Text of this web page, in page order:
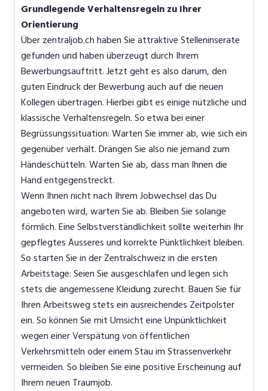
Grundlegende Verhaltensregeln zu Ihrer
Orientierung
Über zentraljob.ch haben Sie attraktive Stelleninserate
gefunden und haben überzeugt durch Ihrem
Bewerbungsauftritt. Jetzt geht es also darum, den
guten Eindruck der Bewerbung auch auf die neuen
Kollegen übertragen. Hierbei gibt es einige nützliche und
klassische Verhaltensregeln. So etwa bei einer
Begrüssungssituation: Warten Sie immer ab, wie sich ein
gegenüber verhält. Drängen Sie also nie jemand zum
Händeschütteln. Warten Sie ab, dass man Ihnen die
Hand entgegenstreckt.
Wenn Ihnen nicht nach Ihrem Jobwechsel das Du
angeboten wird, warten Sie ab. Bleiben Sie solange
förmlich. Eine Selbstverständlichkeit sollte weiterhin Ihr
gepflegtes Äusseres und korrekte Pünktlichkeit bleiben.
So starten Sie in der Zentralschweiz in die ersten
Arbeitstage: Seien Sie ausgeschlafen und legen sich
stets die angemessene Kleidung zurecht. Bauen Sie für
Ihren Arbeitsweg stets ein ausreichendes Zeitpolster
ein. So können Sie mit Umsicht eine Unpünktlichkeit
wegen einer Verspätung von öffentlichen
Verkehrsmitteln oder einem Stau im Strassenverkehr
vermeiden. So bleiben Sie eine positive Erscheinung auf
Ihrem neuen Traumjob.